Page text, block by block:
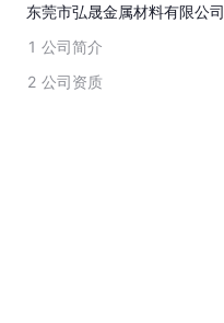
东莞市弘晟金属材料有限公司
1 公司简介
2 公司资质